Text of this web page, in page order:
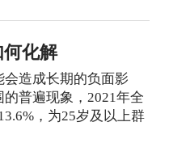
化解
造成长期的负面影
普遍现象，2021年全
，为25岁及以上群